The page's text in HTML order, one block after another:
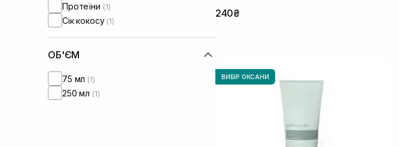
Протеїни (1)
Сік кокосу (1)
ОБ'ЄМ
75 мл (1)
250 мл (1)
240₴
ВИБІР ОКСАНИ